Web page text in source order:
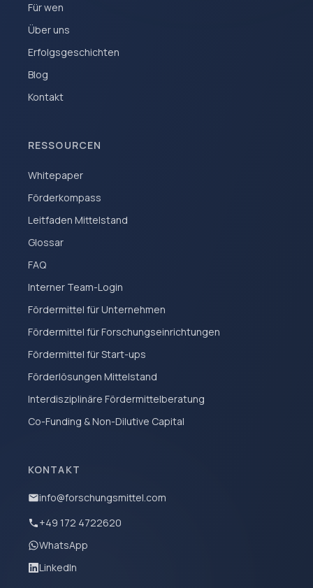
Für wen
Über uns
Erfolgsgeschichten
Blog
Kontakt
RESSOURCEN
Whitepaper
Förderkompass
Leitfaden Mittelstand
Glossar
FAQ
Interner Team-Login
Fördermittel für Unternehmen
Fördermittel für Forschungseinrichtungen
Fördermittel für Start-ups
Förderlösungen Mittelstand
Interdisziplinäre Fördermittelberatung
Co-Funding & Non-Dilutive Capital
KONTAKT
info@forschungsmittel.com
+49 172 4722620
WhatsApp
LinkedIn